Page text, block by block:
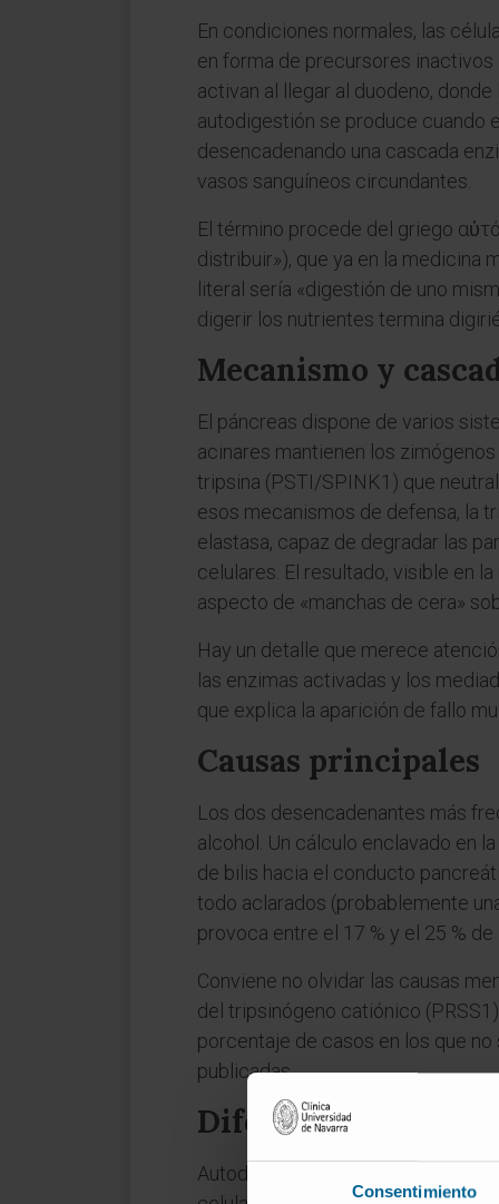
Consentimiento
En condiciones normales, las
en forma de precursores
activan al llegar al duodeno,
autodigestión se produce cuando
desencadenando una cascada
vasos sanguíneos circundantes.
El término procede del griego
distribuir»), que ya en la medicina
literal sería «digestión de uno
digerir los nutrientes termina
Mecanismo y
El páncreas dispone de varios
acinares mantienen los
tripsina (PSTI/SPINK1) que
esos mecanismos de defensa, la
elastasa, capaz de degradar las
celulares. El resultado, visible en
aspecto de «manchas de cera»
Hay un detalle que merece
las enzimas activadas y los
que explica la aparición de fallo
Causas principales
Los dos desencadenantes más
alcohol. Un cálculo enclavado en
de bilis hacia el conducto
todo aclarados (probablemente
provoca entre el 17 % y el 25 %
Conviene no olvidar las causas
del tripsinógeno catiónico
porcentaje de casos en los que
publicadas.
Diferenciación con
Autodigestión y